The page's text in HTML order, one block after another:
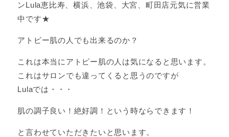
ンLula恵比寿、横浜、池袋、大宮、町田店元気に営業
中です★
アトピー肌の人でも出来るのか？
これは本当にアトピー肌の人は気になると思います。
これはサロンでも違ってくると思うのですが
Lulaでは・・・
肌の調子良い！絶好調！という時ならできます！
と言わせていただきたいと思います。